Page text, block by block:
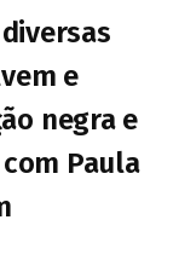
e
negra e
Paula